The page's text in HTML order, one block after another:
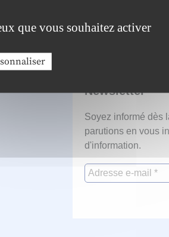
Newsletter
Soyez informé dès
parutions en vous
d'information.
que vous souhaitez activer